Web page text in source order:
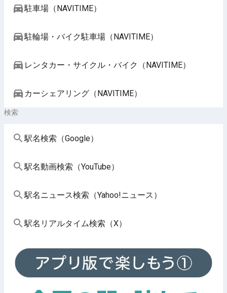
駐車場（NAVITIME）
駐輪場・バイク駐車場（NAVITIME）
レンタカー・サイクル・バイク（NAVITIME）
カーシェアリング（NAVITIME）
検索
駅名検索（Google）
駅名動画検索（YouTube）
駅名ニュース検索（Yahoo!ニュース）
駅名リアルタイム検索（X）